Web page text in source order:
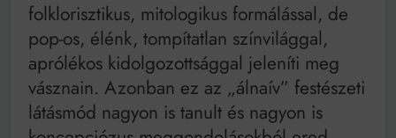
folklorisztikus, mitologikus formálással, de
pop-os, élénk, tompítatlan színvilággal,
aprólékos kidolgozottsággal jeleníti meg
vásznain. Azonban ez az „álnaív” festészeti
látásmód nagyon is tanult és nagyon is